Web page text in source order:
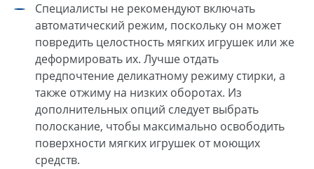
Специалисты не рекомендуют включать
автоматический режим, поскольку он может
повредить целостность мягких игрушек или же
деформировать их. Лучше отдать
предпочтение деликатному режиму стирки, а
также отжиму на низких оборотах. Из
дополнительных опций следует выбрать
полоскание, чтобы максимально освободить
поверхности мягких игрушек от моющих
средств.